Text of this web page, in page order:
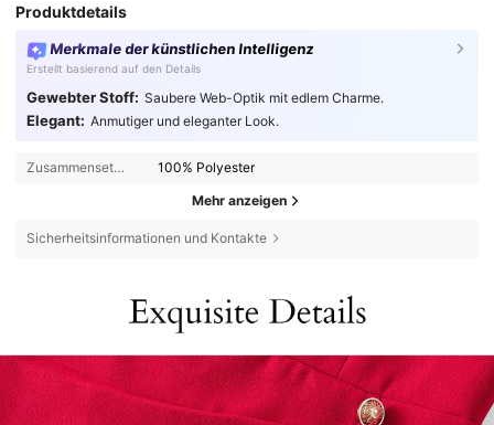
Produktdetails
Merkmale der künstlichen Intelligenz
Erstellt basierend auf den Details
Gewebter Stoff: Saubere Web-Optik mit edlem Charme.
Elegant: Anmutiger und eleganter Look.
Zusammensetzung: 100% Polyester
Mehr anzeigen
Sicherheitsinformationen und Kontakte